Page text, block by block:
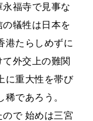
福寺で見事な
犠牲は日本を
港たらしめずに
外交上の難関
に重大性を帯び
であろう。
で 始めは三宮